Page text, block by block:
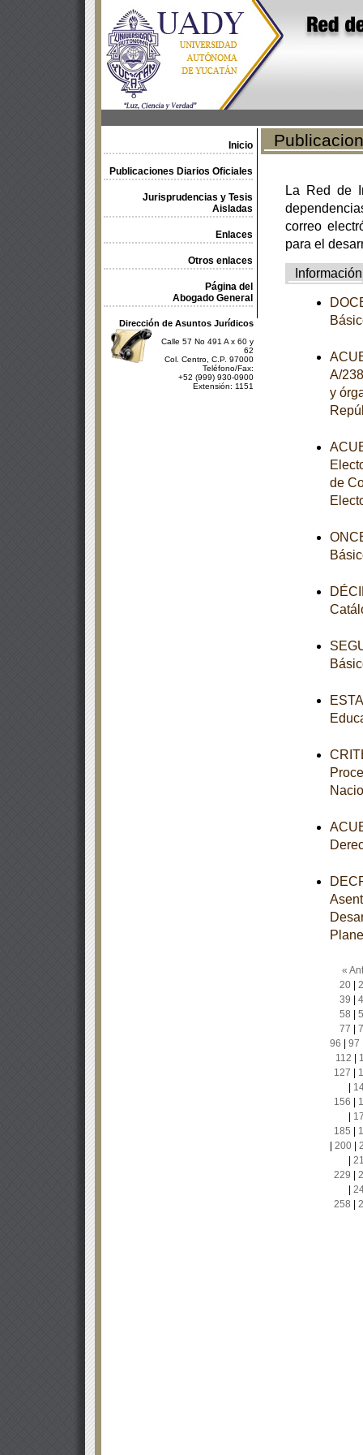
Inicio
Publicaciones Diarios Oficiales
Jurisprudencias y Tesis
Aisladas
Enlaces
Otros enlaces
Página del
Abogado General
Dirección de Asuntos Jurídicos
Calle 57 No 491 A x 60 y
62
Col. Centro, C.P. 97000
Teléfono/Fax:
+52 (999) 930-0900
Extensión: 1151
La Red de
correo
para el
Información
A/
y
de
«
20|
39
58
77
96
97
112
127
156
185
200|
229
258